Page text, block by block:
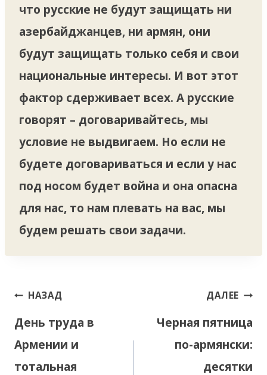
что русские не будут защищать ни
азербайджанцев, ни армян, они
будут защищать только себя и свои
национальные интересы. И вот этот
фактор сдерживает всех. А русские
говорят – договаривайтесь, мы
условие не выдвигаем. Но если не
будете договариваться и если у нас
под носом будет война и она опасна
для нас, то нам плевать на вас, мы
будем решать свои задачи.
Навигация
записям
НАЗАД
День труда в
Армении и
тотальная
ДАЛЕЕ
Черная пятница
по-армянски:
десятки